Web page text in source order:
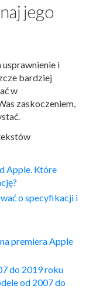
jego
i
bardziej
w
zaskoczeniem,
Apple. Które
o specyfikacji i
premiera Apple
do 2019 roku
od 2007 do